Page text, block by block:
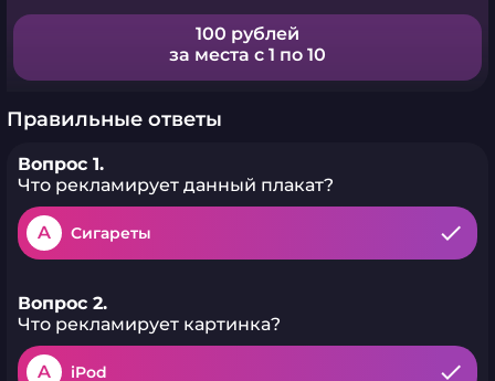
100 рублей
за места с 1 по 10
Правильные ответы
Вопрос 1.
Что рекламирует данный плакат?
A Сигареты
Вопрос 2.
Что рекламирует картинка?
A iPod